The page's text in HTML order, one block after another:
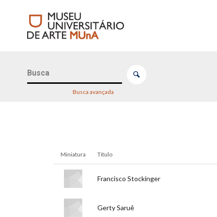
Controle de ordenação e visualização
Busca avançada
Resultados da lista de itens
Miniatura Título
Título:
Francisco Stockinger
Título:
Gerty Saruê